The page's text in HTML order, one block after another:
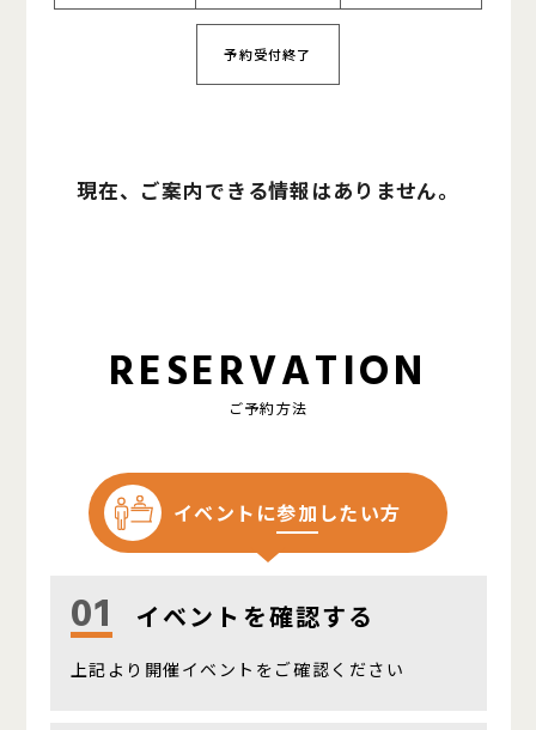
予約受付終了
現在、ご案内できる情報はありません。
RESERVATION
ご予約方法
イベントに参加 したい方
01 イベントを確認する
上記より開催イベントをご確認ください